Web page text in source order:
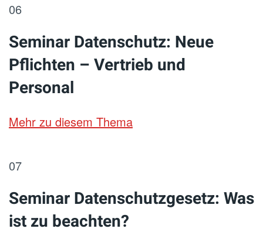
06
Seminar Datenschutz: Neue
Pflichten – Vertrieb und
Personal
Mehr zu diesem Thema
07
Seminar Datenschutzgesetz: Was
ist zu beachten?